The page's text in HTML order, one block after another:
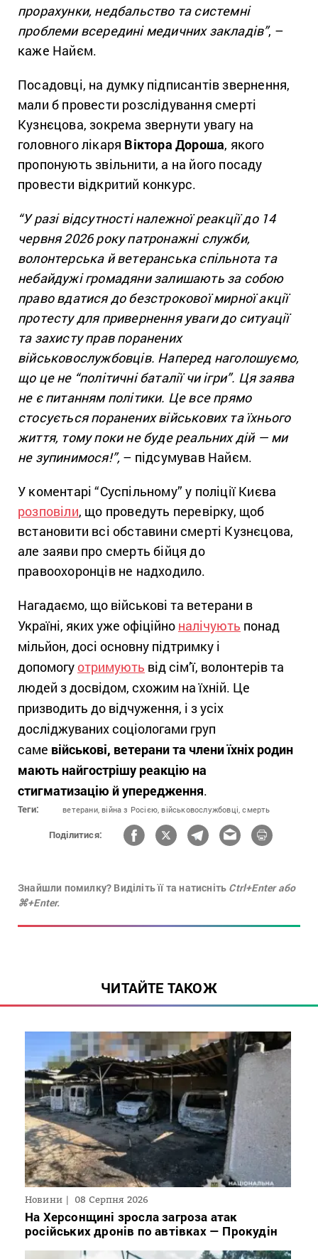
прорахунки, недбальство та системні
проблеми всередині медичних закладів”, –
каже Найєм.
Посадовці, на думку підписантів звернення,
мали б провести розслідування смерті
Кузнєцова, зокрема звернути увагу на
головного лікаря Віктора Дороша, якого
пропонують звільнити, а на його посаду
провести відкритий конкурс.
“У разі відсутності належної реакції до 14
червня 2026 року патронажні служби,
волонтерська й ветеранська спільнота та
небайдужі громадяни залишають за собою
право вдатися до безстрокової мирної акції
протесту для привернення уваги до ситуації
та захисту прав поранених
військовослужбовців. Наперед наголошуємо,
що це не “політичні баталії чи ігри”. Ця заява
не є питанням політики. Це все прямо
стосується поранених військових та їхнього
життя, тому поки не буде реальних дій — ми
не зупинимося!”, – підсумував Найєм.
У коментарі “Суспільному” у поліції Києва
розповіли, що проведуть перевірку, щоб
встановити всі обставини смерті Кузнєцова,
але заяви про смерть бійця до
правоохоронців не надходило.
Нагадаємо, що військові та ветерани в
Україні, яких уже офіційно налічують понад
мільйон, досі основну підтримку і
допомогу отримують від сім’ї, волонтерів та
людей з досвідом, схожим на їхній. Це
призводить до відчуження, і з усіх
досліджуваних соціологами груп
саме військові, ветерани та члени їхніх родин
мають найгострішу реакцію на
стигматизацію й упередження.
Теги: ветерани, війна з Росією, військовослужбовці, смерть
Поділитися:
Знайшли помилку? Виділіть її та натисніть Ctrl+Enter або
⌘+Enter.
ЧИТАЙТЕ ТАКОЖ
Новини 08 Серпня 2026
На Херсонщині зросла загроза атак
російських дронів по автівках — Прокудін